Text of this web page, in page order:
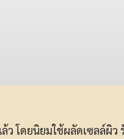
ว โดยนิยมใช้ผลัดเซลล์ผิ